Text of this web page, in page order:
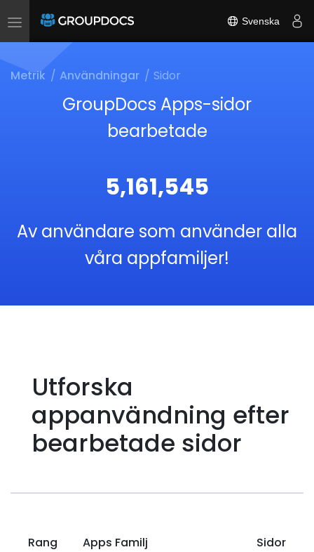
Toggle
Svenska
Metrik Användningar Sidor
GroupDocs Apps-sidor
bearbetade
5,161,545
Av användare som använder alla
våra appfamiljer!
Utforska
appanvändning efter
bearbetade sidor
Rang Apps Familj Sidor